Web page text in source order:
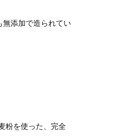
添加で造られてい
粉を使った、完全